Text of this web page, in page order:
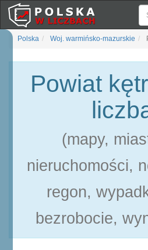
Polska Woj. warmińsko-mazurskie
Powiat
(mapy,
nieruchomości,
regon,
bezrobocie,